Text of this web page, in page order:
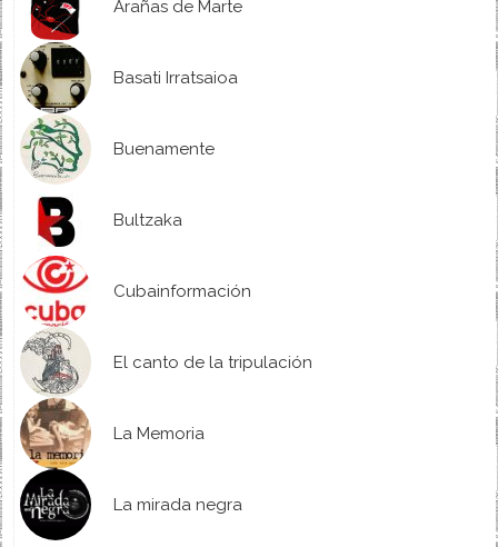
Arañas de Marte
Basati Irratsaioa
Buenamente
Bultzaka
Cubainformación
El canto de la tripulación
La Memoria
La mirada negra